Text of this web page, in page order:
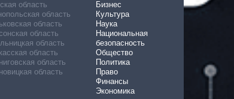
область
область
область
область
область
область
область
область
Бизнес
Культура
Наука
Национальная
безопасность
Общество
Политика
Право
Финансы
Экономика